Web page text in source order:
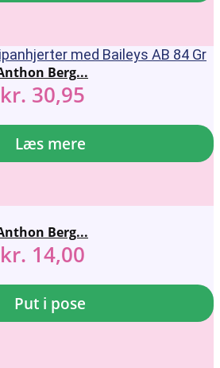
Berg...
kr. 30,95
Læs mere
Berg...
kr. 14,00
Put i pose